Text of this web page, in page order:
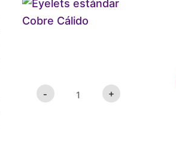
-
estándar
Cobre
Cálido
+